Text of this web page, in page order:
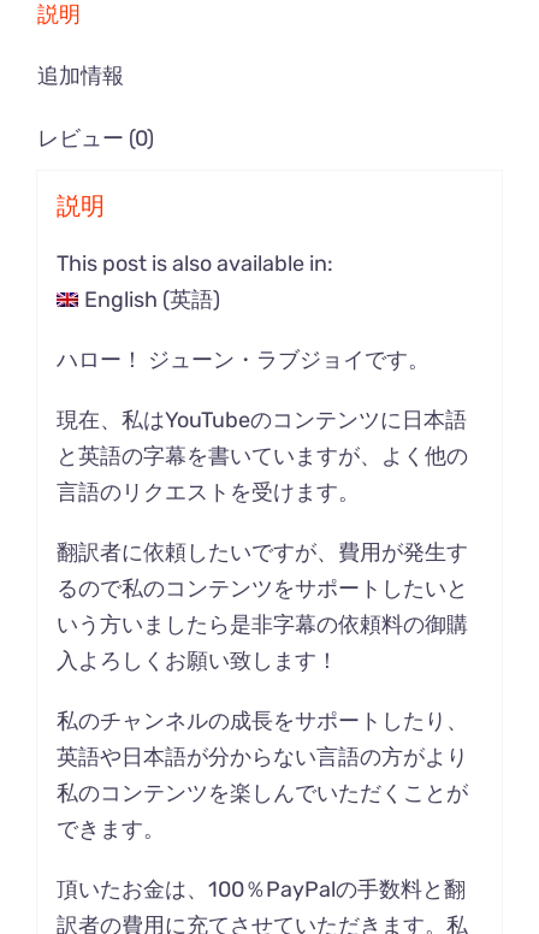
説明
追加情報
レビュー (0)
説明
This post is also available in:
English (英語)
ハロー！ ジューン・ラブジョイです。
現在、私はYouTubeのコンテンツに日本語
と英語の字幕を書いていますが、よく他の
言語のリクエストを受けます。
翻訳者に依頼したいですが、費用が発生す
るので私のコンテンツをサポートしたいと
いう方いましたら是非字幕の依頼料の御購
入よろしくお願い致します！
私のチャンネルの成長をサポートしたり、
英語や日本語が分からない言語の方がより
私のコンテンツを楽しんでいただくことが
できます。
頂いたお金は、100％PayPalの手数料と翻
訳者の費用に充てさせていただきます。私